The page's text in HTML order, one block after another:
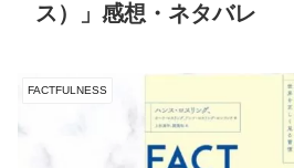
ス）」感想・ネタバレ
FACTFULNESS